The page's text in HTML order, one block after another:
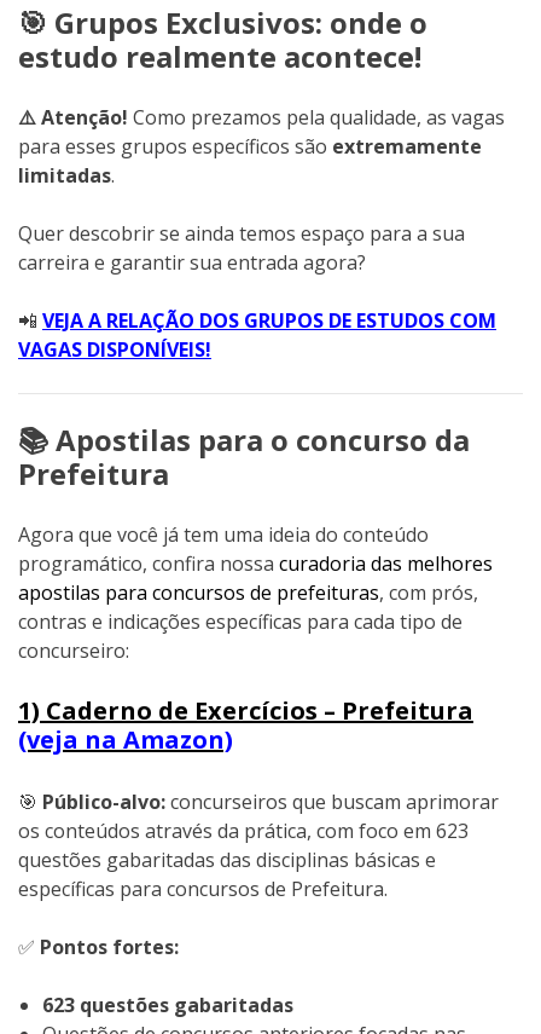
🎯 Grupos Exclusivos: onde o
estudo realmente acontece!
⚠️ Atenção! Como prezamos pela qualidade, as vagas
para esses grupos específicos são extremamente
limitadas.
Quer descobrir se ainda temos espaço para a sua
carreira e garantir sua entrada agora?
📲 VEJA A RELAÇÃO DOS GRUPOS DE ESTUDOS COM
VAGAS DISPONÍVEIS!
📚 Apostilas para o concurso da
Prefeitura
Agora que você já tem uma ideia do conteúdo
programático, confira nossa curadoria das melhores
apostilas para concursos de prefeituras, com prós,
contras e indicações específicas para cada tipo de
concurseiro:
1) Caderno de Exercícios – Prefeitura
(veja na Amazon)
🎯 Público-alvo:concurseiros que buscam aprimorar
os conteúdos através da prática, com foco em 623
questões gabaritadas das disciplinas básicas e
específicas para concursos de Prefeitura.
✅ Pontos fortes:
623 questões gabaritadas